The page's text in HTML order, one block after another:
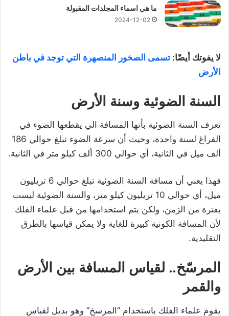
ما هي اسماء المجلدات المقبولة
2024-12-02
لا يفوتك أيضًا: تسمى الصخور المنصهرة التي توجد في باطن
الأرض
السنة الضوئية وسنة الأرض
تعرف السنة الضوئية بأنها المسافة الي يقطعها الضوء في
الفراغ لسنة واحدة، وحيث أن سرعة الضوء تبلغ حوالي 186
ألف ميل في الثانية، أي حوالي 300 ألف كيلو متر في الثانية.
فهذا يعني أن مسافة السنة الضوئية تبلغ حوالي 6 تريليون
ميل، أي حوالي 10 تريليون كيلو متر، والسنة الضوئية ليست
بفترة من الزمن، ولكن يتم استخدامها من قبل علماء الفلك
لأن المسافة الكونية كبيرة للغاية ولا يمكن قياسها بالطرق
التقليدية.
المرسّخ.. لقياس المسافة بين الأرض
والقمر
يقوم علماء الفلك باستخدام “المرسخ” وهو بديل لقياس